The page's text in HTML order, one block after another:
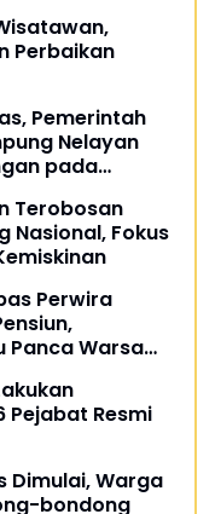
Perbaikan
Pemerintah
Nelayan
pada
Terobosan
Nasional, Fokus
Perwira
Panca Warsa
Pejabat Resmi
Dimulai, Warga
bondong